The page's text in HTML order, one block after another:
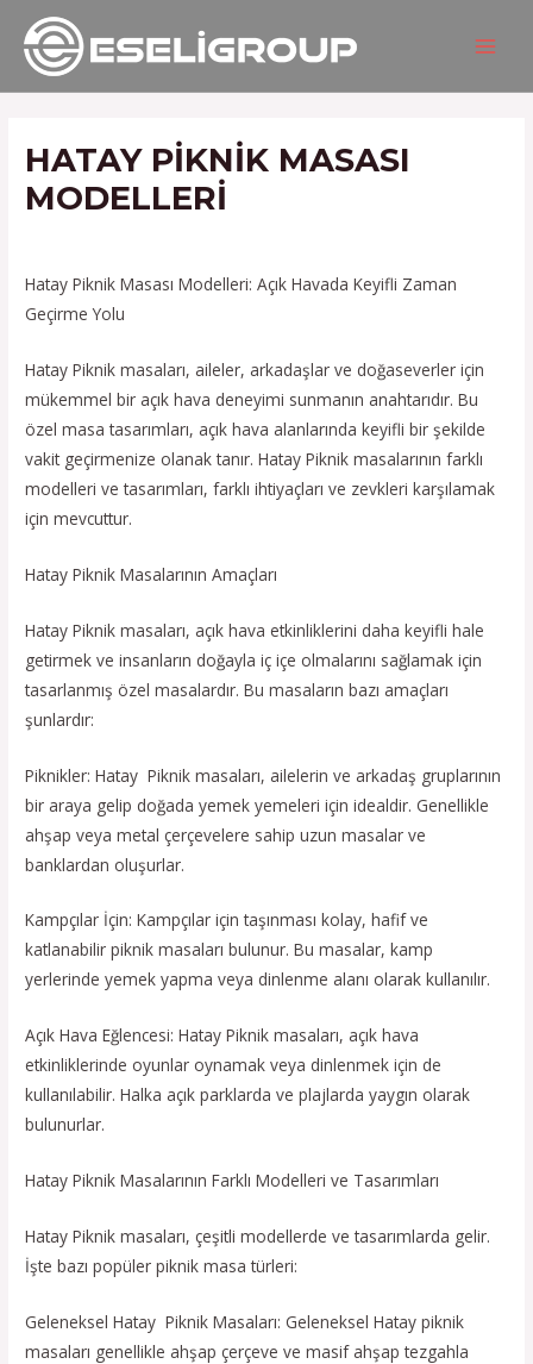
İçeriğe
atla
HATAY PIKNIK MASASI
MODELLERI
Hatay Piknik Masası Modelleri: Açık Havada Keyifli Zaman
Geçirme Yolu
Hatay Piknik masaları, aileler, arkadaşlar ve doğaseverler için
mükemmel bir açık hava deneyimi sunmanın anahtarıdır. Bu
özel masa tasarımları, açık hava alanlarında keyifli bir şekilde
vakit geçirmenize olanak tanır. Hatay Piknik masalarının farklı
modelleri ve tasarımları, farklı ihtiyaçları ve zevkleri karşılamak
için mevcuttur.
Hatay Piknik Masalarının Amaçları
Hatay Piknik masaları, açık hava etkinliklerini daha keyifli hale
getirmek ve insanların doğayla iç içe olmalarını sağlamak için
tasarlanmış özel masalardır. Bu masaların bazı amaçları
şunlardır:
Piknikler: Hatay Piknik masaları, ailelerin ve arkadaş gruplarının
bir araya gelip doğada yemek yemeleri için idealdir. Genellikle
ahşap veya metal çerçevelere sahip uzun masalar ve
banklardan oluşurlar.
Kampçılar İçin: Kampçılar için taşınması kolay, hafif ve
katlanabilir piknik masaları bulunur. Bu masalar, kamp
yerlerinde yemek yapma veya dinlenme alanı olarak kullanılır.
Açık Hava Eğlencesi: Hatay Piknik masaları, açık hava
etkinliklerinde oyunlar oynamak veya dinlenmek için de
kullanılabilir. Halka açık parklarda ve plajlarda yaygın olarak
bulunurlar.
Hatay Piknik Masalarının Farklı Modelleri ve Tasarımları
Hatay Piknik masaları, çeşitli modellerde ve tasarımlarda gelir.
İşte bazı popüler piknik masa türleri:
Geleneksel Hatay Piknik Masaları: Geleneksel Hatay piknik
masaları genellikle ahşap çerçeve ve masif ahşap tezgahla
Yazı
gezinmesi